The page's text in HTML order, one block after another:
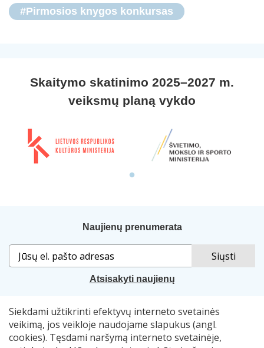
Siekdami užtikrinti efektyvų interneto svetainės
veikimą, jos veikloje naudojame slapukus (angl.
cookies). Tęsdami naršymą interneto svetainėje,
#Pirmosios knygos konkursas
Skaitymo skatinimo 2025–2027 m.
veiksmų planą vykdo
Naujienų prenumerata
Atsisakyti naujienų
Sprendimas: „Idamas“ . Naudojama „Smart Web“
sistema.
© 2007–2026 Lietuvos nacionalinė Martyno Mažvydo